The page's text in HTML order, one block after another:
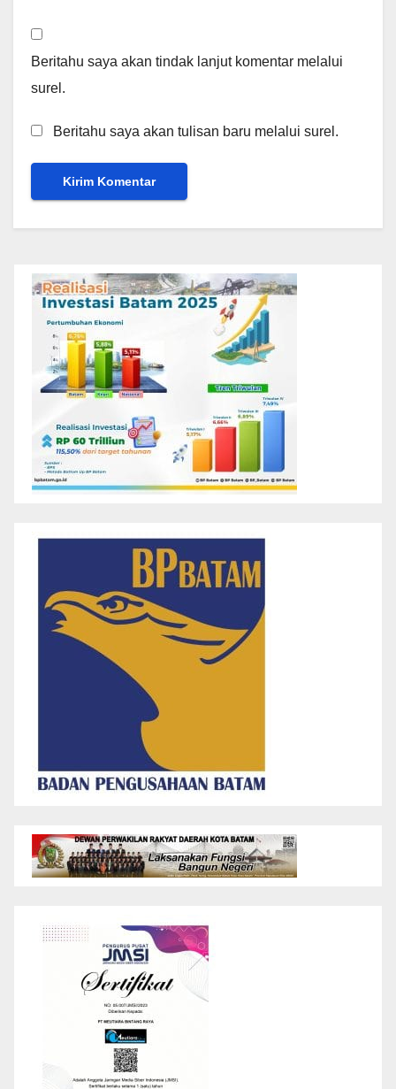
Beritahu saya akan tindak lanjut komentar melalui
surel.
Beritahu saya akan tulisan baru melalui surel.